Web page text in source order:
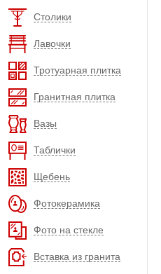
Столики
Лавочки
Тротуарная плитка
Гранитная плитка
Вазы
Таблички
Щебень
Фотокерамика
Фото на стекле
Вставка из гранита